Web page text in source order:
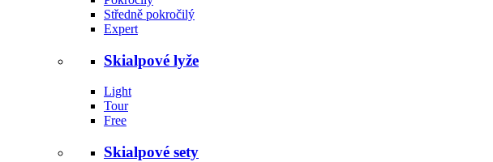
Středně pokročilý
Expert
Skialpové lyže
Light
Tour
Free
Skialpové sety